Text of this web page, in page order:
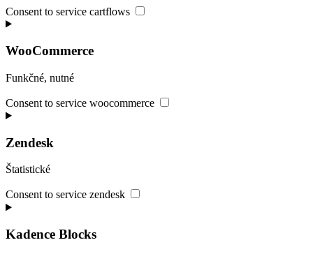
Consent to service cartflows
WooCommerce
Funkčné, nutné
Consent to service woocommerce
Zendesk
Štatistické
Consent to service zendesk
Kadence Blocks